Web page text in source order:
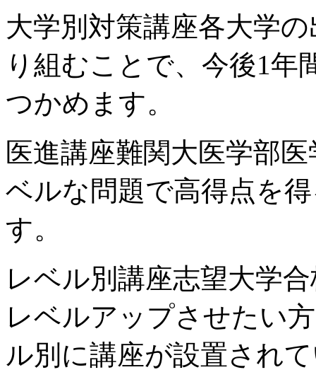
大学別対策講座各大学
り組むことで、今後1年
つかめます。
医進講座難関大医学部
ベルな問題で高得点を
す。
レベル別講座志望大学
レベルアップさせたい
ル別に講座が設置され